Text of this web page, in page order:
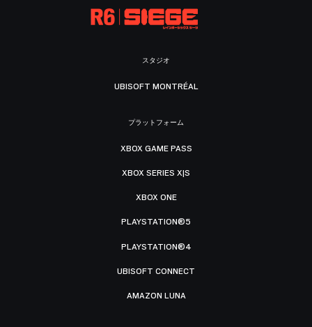
スタジオ
UBISOFT MONTRÉAL
プラットフォーム
XBOX GAME PASS
XBOX SERIES X|S
XBOX ONE
PLAYSTATION®5
PLAYSTATION®4
UBISOFT CONNECT
AMAZON LUNA